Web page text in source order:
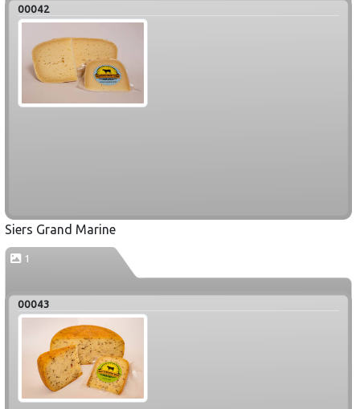
00042
Siers Grand Marine
1
00043